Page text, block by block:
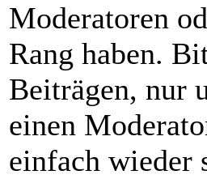
Moderatoren
Rang haben.
Beiträgen, nur
einen
einfach wieder